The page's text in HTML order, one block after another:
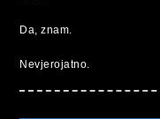
Da, znam.
Nevjerojatno.